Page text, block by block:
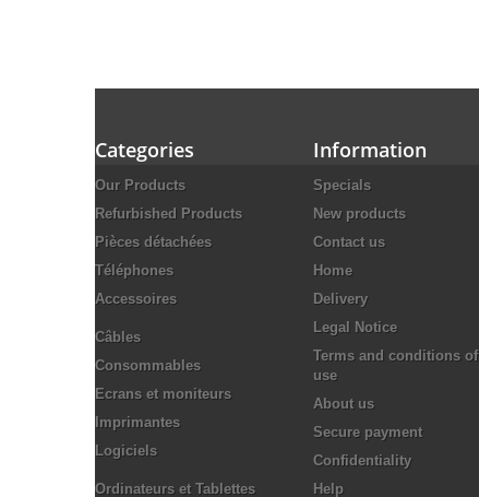
Categories
Our Products
Refurbished Products
Pièces détachées
Téléphones
Accessoires
Câbles
Consommables
Ecrans et moniteurs
Imprimantes
Logiciels
Ordinateurs et Tablettes
Information
Specials
New products
Contact us
Home
Delivery
Legal Notice
Terms and conditions of
use
About us
Secure payment
Confidentiality
Help